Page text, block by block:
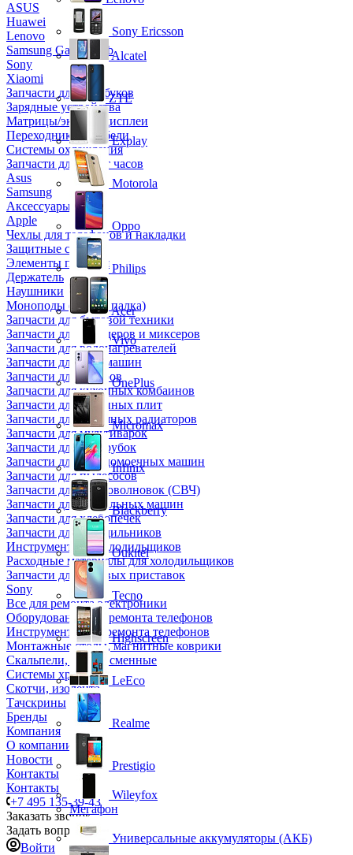
ASUS
Huawei
Lenovo
Samsung Galaxy Tab
Sony
Xiaomi
Запчасти для ноутбуков
Зарядные устройства
Матрицы/экраны/дисплеи
Переходники и кабели
Системы охлаждения
Запчасти для смарт часов
Asus
Samsung
Аксессуары
Apple
Чехлы для телефонов и накладки
Защитные стекла
Элементы питания
Держатель
Наушники
Моноподы (Селфи палка)
Запчасти для бытовой техники
Запчасти для блендеров и миксеров
Запчасти для водонагревателей
Запчасти для кофемашин
Запчасти для кулеров
Запчасти для кухонных комбаинов
Запчасти для кухонных плит
Запчасти для масляных радиаторов
Запчасти для мультиварок
Запчасти для мясорубок
Запчасти для посудомоечных машин
Запчасти для пылесосов
Запчасти для микроволновок (СВЧ)
Запчасти для стиральных машин
Запчасти для хлебопечек
Запчасти для холодильников
Инструмент для холодильщиков
Расходные материалы для холодильщиков
Запчасти для игровых приставок
Sony
Все для ремонта электроники
Оборудование для ремонта телефонов
Инструменты для ремонта телефонов
Монтажные столы, магнитные коврики
Скальпели, лезвия сменные
Системы хранения
Скотчи, изолента
Тачскрины
Бренды
Компания
О компании
Новости
Контакты
Контакты
+7 495 135-39-43
Заказать звонок
Задать вопрос
Войти
Sony Ericsson
Alcatel
ZTE
Explay
Motorola
Oppo
Philips
Acer
Vivo
OnePlus
Micromax
Infinix
Blackberry
Oukitel
Tecno
Highscreen
LeEco
Realme
Prestigio
Wileyfox
Мегафон
Универсальные аккумуляторы (АКБ)